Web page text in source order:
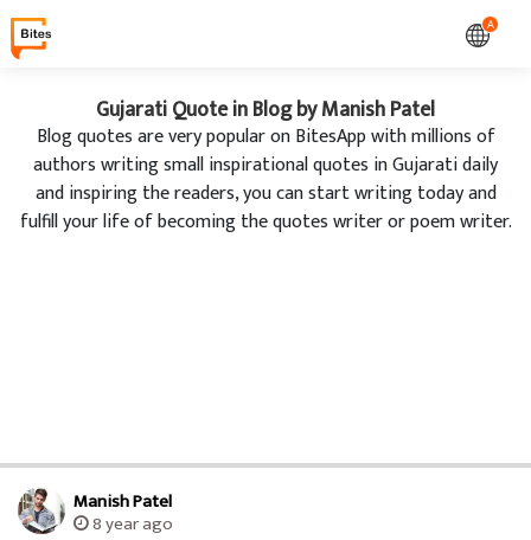
A
Gujarati Quote in Blog by Manish Patel
Blog quotes are very popular on BitesApp with millions of
authors writing small inspirational quotes in Gujarati daily
and inspiring the readers, you can start writing today and
fulfill your life of becoming the quotes writer or poem writer.
Manish Patel
8 year ago